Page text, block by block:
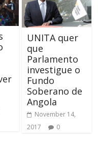
UNITA quer
que
Parlamento
investigue o
Fundo
Soberano de
Angola
November 14,
2017
0